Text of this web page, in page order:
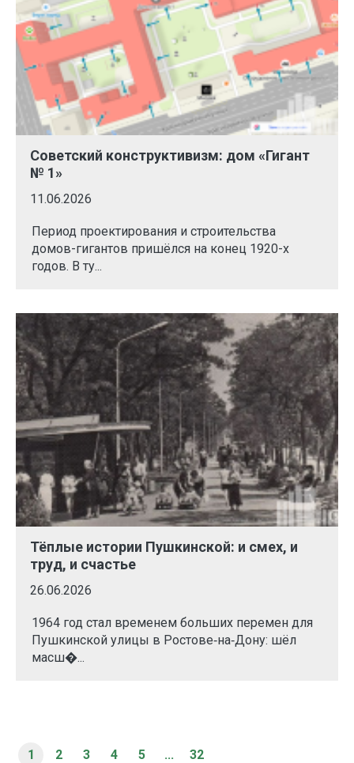
Советский конструктивизм: дом «Гигант
№ 1»
11.06.2026
Период проектирования и строительства
домов-гигантов пришёлся на конец 1920-х
годов. В ту...
Тёплые истории Пушкинской: и смех, и
труд, и счастье
26.06.2026
1964 год стал временем больших перемен для
Пушкинской улицы в Ростове‑на‑Дону: шёл
масш�...
1 2 3 4 5 ... 32